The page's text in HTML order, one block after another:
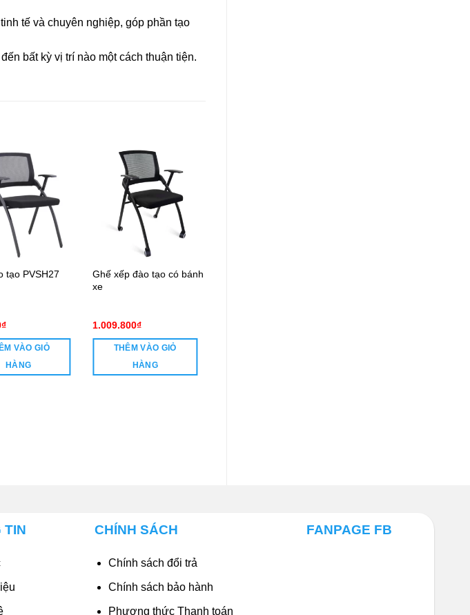
tế và chuyên nghiệp, góp phần tạo
bất kỳ vị trí nào một cách thuận tiện.
tạo PVSH27
₫
VÀO GIỎ
HÀNG
Ghế xếp đào tạo có bánh
xe
1.009.800₫
THÊM VÀO GIỎ
HÀNG
TIN CHÍNH SÁCH
Chính sách đổi trả
Chính sách bảo hành
Phương thức Thanh toán
FANPAGE FB